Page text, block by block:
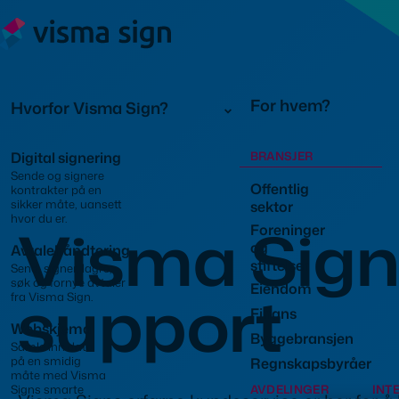
Hvorfor Visma Sign?
Digital signering
Sende og signere
kontrakter på en
sikker måte, uansett
hvor du er.
Avtalehåndtering
Send, signer, lagre,
søk og fornye avtaler
fra Visma Sign.
Webskjema
Samle inn data
på en smidig
måte med Visma
Signs smarte
For hvem?
BRANSJER
Offentlig
sektor
Foreninger
og
stiftelser
Eiendom
Finans
Byggebransjen
Regnskapsbyråer
AVDELINGER
Visma Sign
support